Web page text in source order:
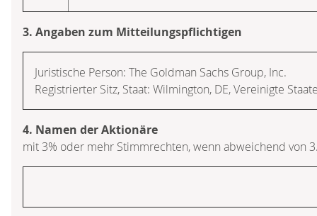
3. Angaben zum Mitteilungspflichtigen
Juristische Person: The Goldman Sachs Group, Inc.
Registrierter Sitz, Staat: Wilmington, DE, Vereinigte
4. Namen der Aktionäre
mit 3% oder mehr Stimmrechten, wenn abweichend von